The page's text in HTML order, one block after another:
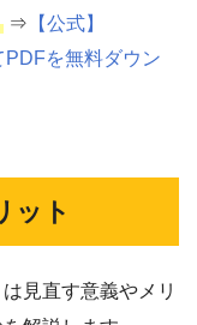
⇒ 【公式】
PDFを無料ダウン
ット
見直す意義やメリ